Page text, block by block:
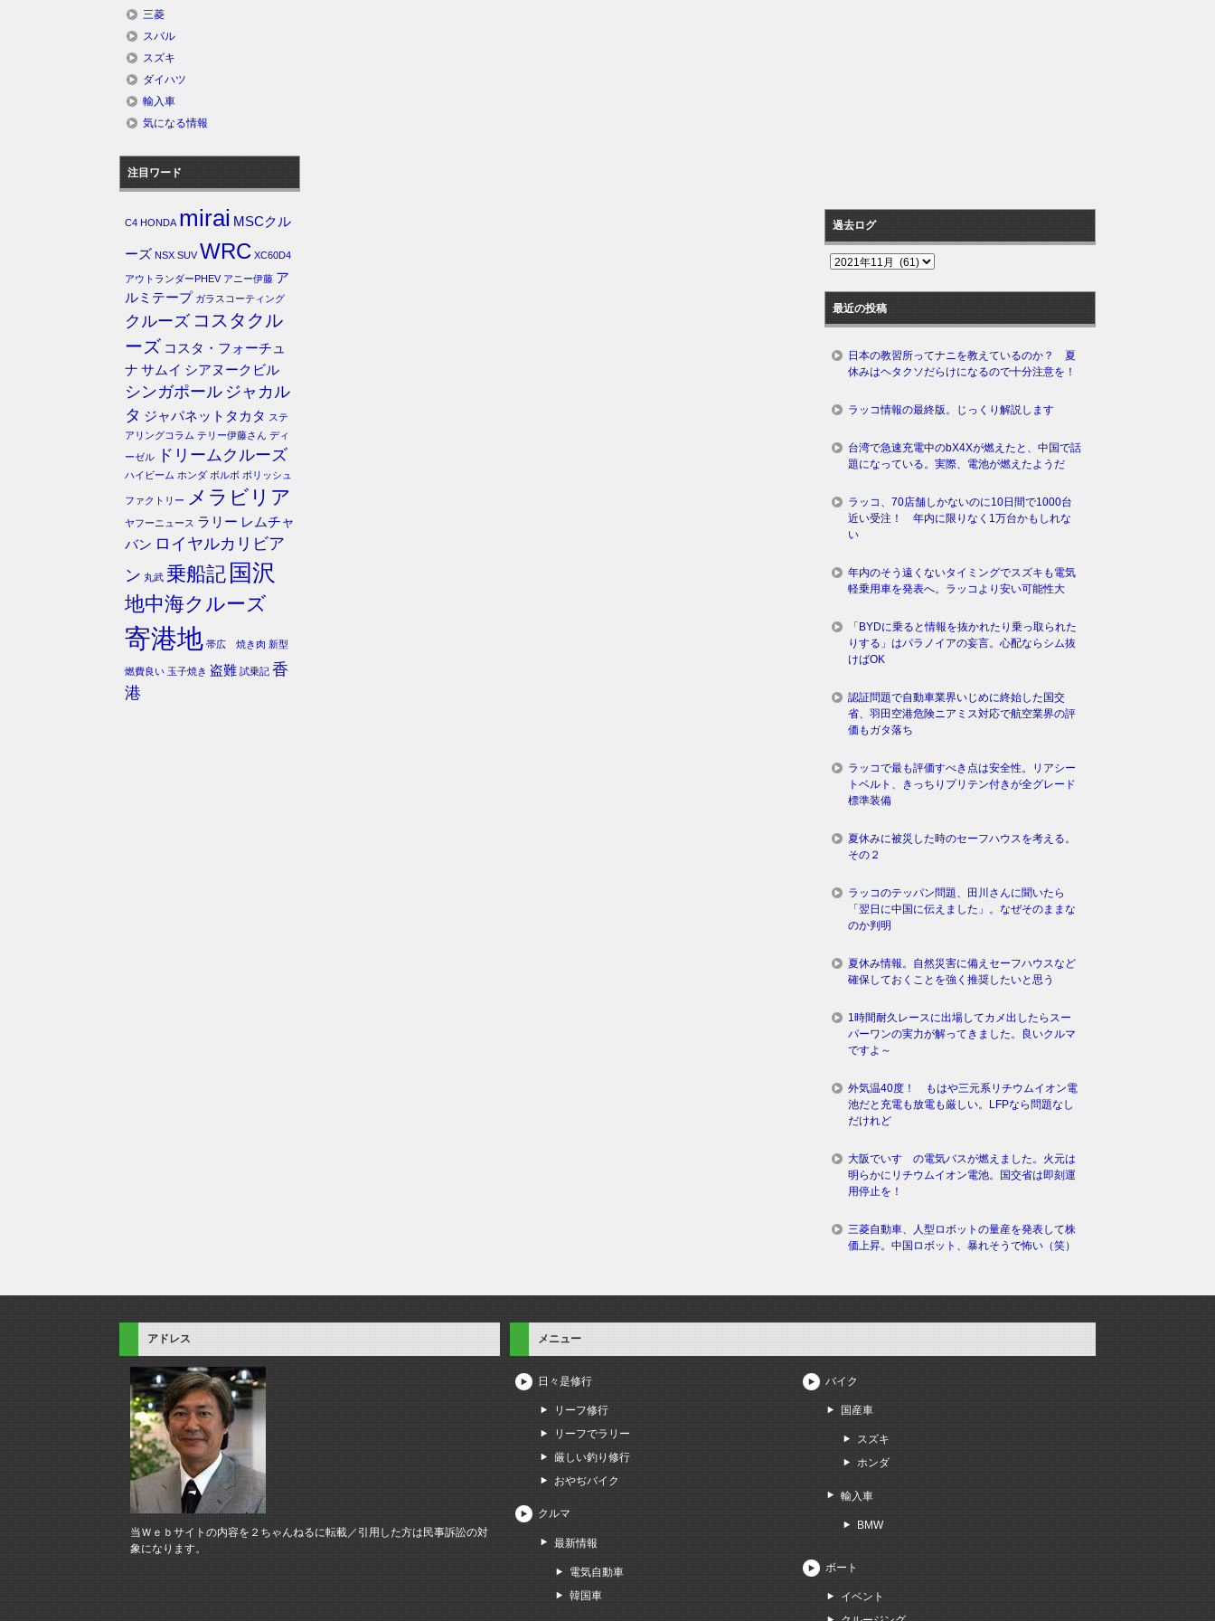
三菱
スバル
スズキ
ダイハツ
輸入車
気になる情報
注目ワード
C4 HONDA mirai MSCクル
ーズ NSX SUV WRC XC60D4
アウトランダーPHEV アニー伊藤 ア
ルミテープ ガラスコーティング
クルーズ コスタクル
ーズ コスタ・フォーチュ
ナ サムイ シアヌークビル
シンガポール ジャカル
タ ジャパネットタカタ ステ
アリングコラム テリー伊藤さん ディ
ーゼル
ドリームクルーズ
ハイビーム ホンダ ボルボ ポリッシュ
ファクトリー メラビリア
ヤフーニュース ラリー レムチャ
バン ロイヤルカリビア
ン 丸武 乗船記 国沢
地中海クルーズ
寄港地 帯広 焼き肉 新型
燃費良い 玉子焼き 盗難 試乗記 香
港
過去ログ
過
ロ
グ
最近の投稿
日本の教習所ってナニを教えているのか？ 夏
休みはヘタクソだらけになるので十分注意を！
ラッコ情報の最終版。じっくり解説します
台湾で急速充電中のbX4Xが燃えたと、中国で話
題になっている。実際、電池が燃えたようだ
ラッコ、70店舗しかないのに10日間で1000台
近い受注！ 年内に限りなく1万台かもしれな
い
年内のそう遠くないタイミングでスズキも電気
軽乗用車を発表へ。ラッコより安い可能性大
「BYDに乗ると情報を抜かれたり乗っ取られた
りする」はパラノイアの妄言。心配ならシム抜
けばOK
認証問題で自動車業界いじめに終始した国交
省、羽田空港危険ニアミス対応で航空業界の評
価もガタ落ち
ラッコで最も評価すべき点は安全性。リアシー
トベルト、きっちりプリテン付きが全グレード
標準装備
夏休みに被災した時のセーフハウスを考える。
その２
ラッコのテッパン問題、田川さんに聞いたら
「翌日に中国に伝えました」。なぜそのままな
のか判明
夏休み情報。自然災害に備えセーフハウスなど
確保しておくことを強く推奨したいと思う
1時間耐久レースに出場してカメ出したらスー
パーワンの実力が解ってきました。良いクルマ
ですよ～
外気温40度！ もはや三元系リチウムイオン電
池だと充電も放電も厳しい。LFPなら問題なし
だけれど
大阪でいすゞの電気バスが燃えました。火元は
明らかにリチウムイオン電池。国交省は即刻運
用停止を！
三菱自動車、人型ロボットの量産を発表して株
価上昇。中国ロボット、暴れそうで怖い（笑）
アドレス
当Ｗｅｂサイトの内容を２ちゃんねるに転載／引用した方は民事訴訟の対
象になります。
メニュー
日々是修行
リーフ修行
リーフでラリー
厳しい釣り修行
おやぢバイク
クルマ
最新情報
電気自動車
韓国車
バイク
国産車
スズキ
ホンダ
輸入車
BMW
ボート
イベント